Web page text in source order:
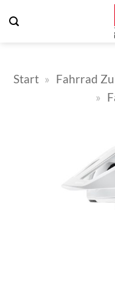
Inhalt
Start » Fahrrad
»